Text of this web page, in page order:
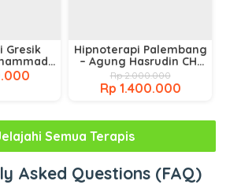
Gresik
Hipnoterapi Palembang
– Agung Hasrudin CHt
(IACT-USA), CI
Rp 2.000.000
Rp 1.400.000
Semua Terapis
Asked Questions (FAQ)